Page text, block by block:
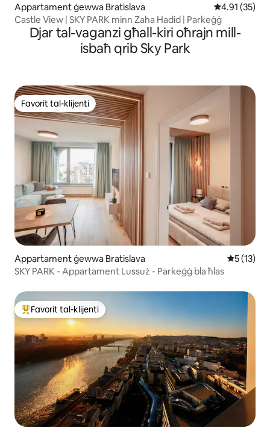
Appartament ġewwa Bratislava Rating
4.91 (35)
Castle View | SKY PARK minn Zaha Hadid | Parkeġġ
Djar tal-vaganzi għall-kiri oħrajn mill-
isbaħ qrib Sky Park
Favorit tal-klijenti
Favorit tal-klijenti
Appartament ġewwa Bratislava Rating
5 (13)
SKY PARK - Appartament Lussuż - Parkeġġ bla ħlas
Wieħed mill-aqwa favoriti tal-klijenti
Favorit tal-klijenti